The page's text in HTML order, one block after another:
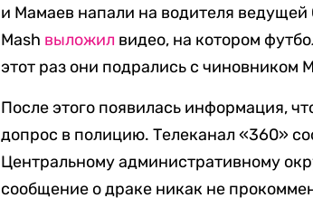
и Мамаев напали на водителя
Mash выложил видео, на котором
этот раз они подрались с
После этого появилась информация,
допрос в полицию. Телеканал «360»
Центральному административному
сообщение о драке никак не